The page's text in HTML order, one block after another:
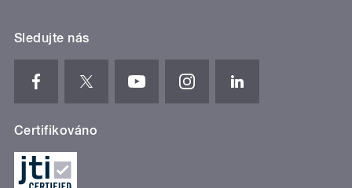
Sledujte nás
Certifikováno